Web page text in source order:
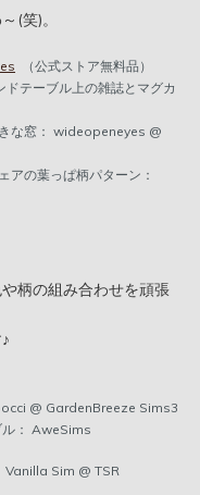
(笑)。
（公式ストア無料品）
テーブル上の雑誌とマグカ
な窓： wideopeneyes @
アの葉っぱ柄パターン：
柄の組み合わせを頑張
@ GardenBreeze Sims3
ル： AweSims
Vanilla Sim @ TSR